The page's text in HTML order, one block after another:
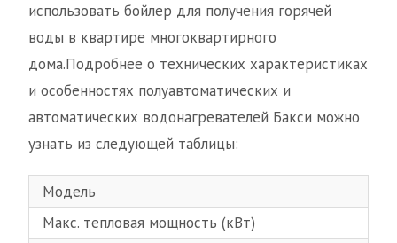
использовать бойлер для получения горячей
воды в квартире многоквартирного
дома.Подробнее о технических характеристиках
и особенностях полуавтоматических и
автоматических водонагревателей Бакси можно
узнать из следующей таблицы:
Модель
Макс. тепловая мощность (кВт)